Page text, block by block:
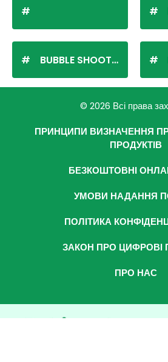
BUBBLE SHOOTER
© 2026 Всі права
ПРИНЦИПИ ВИЗНАЧЕННЯ
ПРОДУКТІВ
БЕЗКОШТОВНІ
УМОВИ НАДАННЯ
ПОЛІТИКА
ЗАКОН ПРО ЦИФРОВІ
ПРО НАС